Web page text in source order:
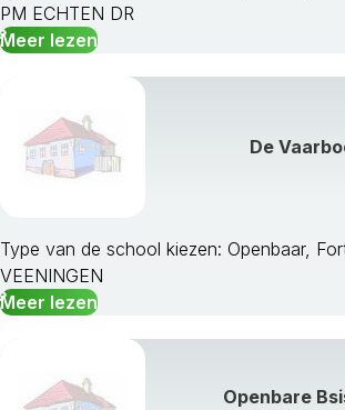
PM ECHTEN DR
Meer lezen
De
Type van de school kiezen: Openbaar,
VEENINGEN
Meer lezen
Openbare